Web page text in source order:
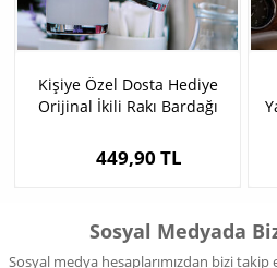
Kişiye Özel Dosta Hediye
Orijinal İkili Rakı Bardağı
449,90 TL
Sosyal Medyada
Sosyal medya hesaplarımızdan bizi